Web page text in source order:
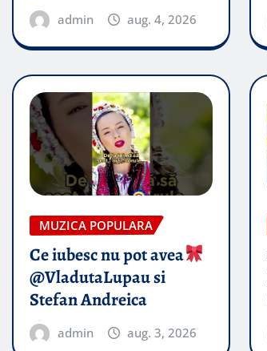
admin aug. 4, 2026
MUZICA POPULARA
Ce iubesc nu pot avea
@VladutaLupau si
Stefan Andreica
admin aug. 3, 2026